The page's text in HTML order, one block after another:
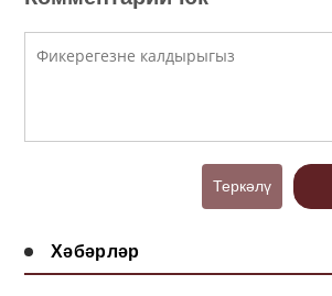
Теркәлү
Хәбәрләр